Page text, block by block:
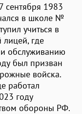
сентября 1983
в школе №
учиться в
лицей, где
обслуживанию
был призван
войска.
работал
году
обороны РФ.